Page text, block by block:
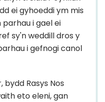
ei gyhoeddi ym mis
parhau i gael ei
sy'n weddill dros y
i gefnogi canol
Rasys Nos
eto eleni, gan